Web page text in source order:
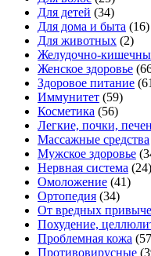
Для детей (34)
Для дома и быта (16)
Для животных (2)
Желудочно-
Женское здоровье
Здоровое питание
Иммунитет (59)
Косметика (56)
Легкие, почки,
Массажные средства
Мужское здоровье
Нервная система (24)
Омоложение (41)
Ортопедия (34)
От вредных
Похудение,
Проблемная кожа
Противовирусные